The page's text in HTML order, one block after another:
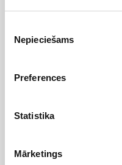
izvēle
Nepieciešams
Preferences
Statistika
Mārketings
Zivju pirkstiņi VIČI 250g